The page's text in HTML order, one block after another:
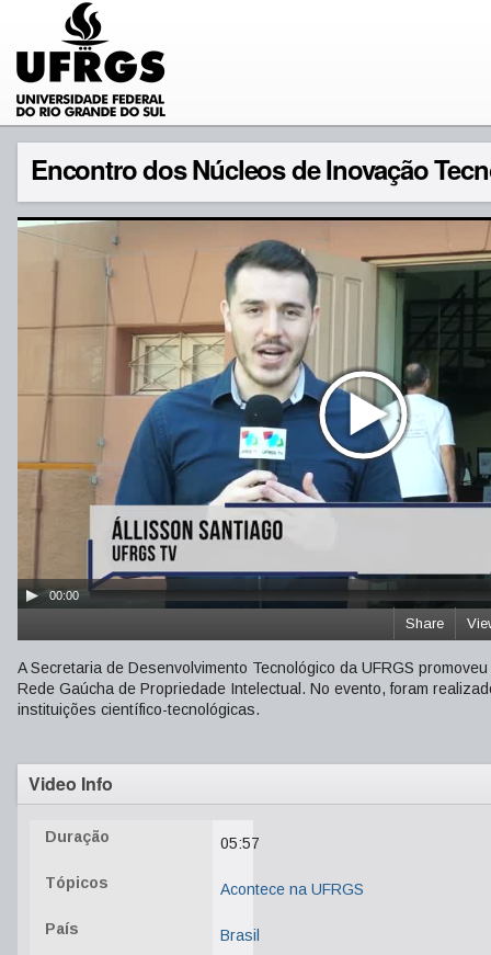
Encontro dos Núcleos de Inovação
00:00
Share
A Secretaria de Desenvolvimento Tecnológico da UFRGS
Rede Gaúcha de Propriedade Intelectual. No evento, foram
instituições científico-tecnológicas.
Video Info
Duração 05:57
Tópicos Acontece na UFRGS
País Brasil